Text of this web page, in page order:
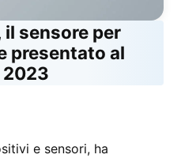
sensore per
presentato al
2023
e sensori, ha